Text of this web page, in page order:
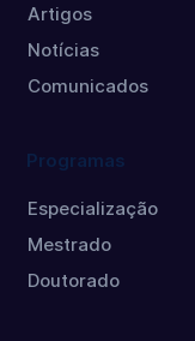
Artigos
Notícias
Comunicados
Programas
Especialização
Mestrado
Doutorado